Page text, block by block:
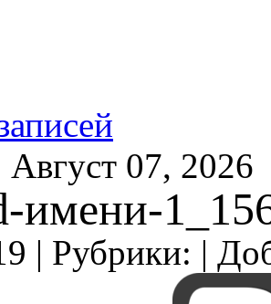
07, 2026
имени-
| Рубрики: |